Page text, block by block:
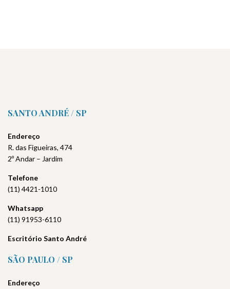
SANTO ANDRÉ / SP
Endereço
R. das Figueiras, 474
2º Andar – Jardim
Telefone
(11) 4421-1010
Whatsapp
(11) 91953-6110
Escritório Santo André
SÃO PAULO / SP
Endereço